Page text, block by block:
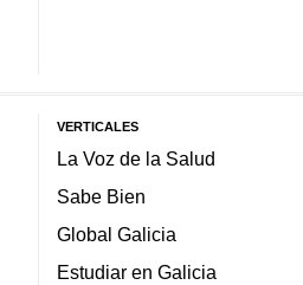
VERTICALES
La Voz de la Salud
Sabe Bien
Global Galicia
Estudiar en Galicia